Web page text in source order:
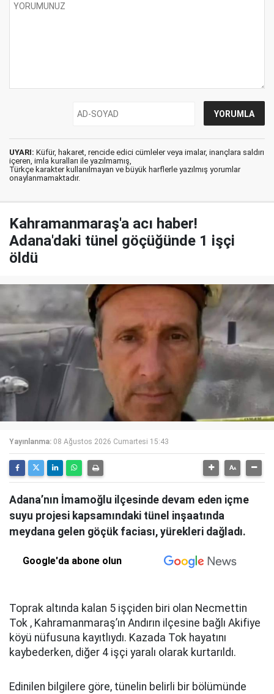
UYARI: Küfür, hakaret, rencide edici cümleler veya imalar, inançlara saldırı
içeren, imla kuralları ile yazılmamış,
Türkçe karakter kullanılmayan ve büyük harflerle yazılmış yorumlar
onaylanmamaktadır.
Kahramanmaraş'a acı haber!
Adana'daki tünel göçüğünde 1 işçi
öldü
Yayınlanma: 08 Ağustos 2026 Cumartesi 15:43
Adana’nın İmamoğlu ilçesinde devam eden içme
suyu projesi kapsamındaki tünel inşaatında
meydana gelen göçük faciası, yürekleri dağladı.
Google'da abone olun
Toprak altında kalan 5 işçiden biri olan Necmettin
Tok , Kahramanmaraş’ın Andırın ilçesine bağlı Akifiye
köyü nüfusuna kayıtlıydı. Kazada Tok hayatını
kaybederken, diğer 4 işçi yaralı olarak kurtarıldı.
Edinilen bilgilere göre, tünelin belirli bir bölümünde